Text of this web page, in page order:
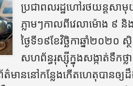
ប្រជាពលរដ្ឋហៅរថយន្តសាមុ
ភ្លាមៗកាលពីវេលាម៉ោង ៩
ថ្ងៃទី១៩ខែវិច្ឆិកាឆ្នាំ២០២០
សហព័ន្ធរុស្ស៊ីក្នុងសង្កាត់ទឹកថ្
ត៌មាននៅកន្លែងកើតហេតុបានឲ្